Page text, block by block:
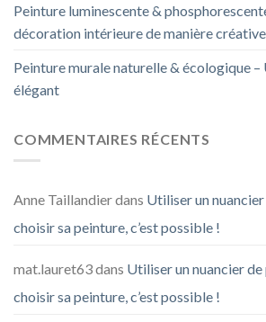
Peinture luminescente &
décoration intérieure de manière créative
Peinture murale naturelle & écologique –
élégant
COMMENTAIRES RÉCENTS
Anne Taillandierdans Utiliser un
choisir sa peinture, c’est possible !
mat.lauret63dans Utiliser un nuancier
choisir sa peinture, c’est possible !